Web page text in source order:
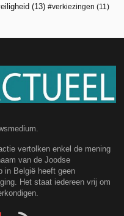
(13) verkiezingen (11)
vertolken enkel de mening
van de Joodse
in België heeft geen
Het staat iedereen vrij om